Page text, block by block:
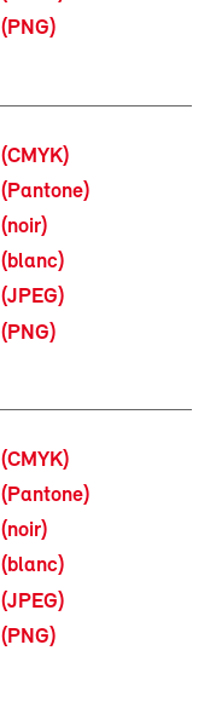
(PNG)
(CMYK)
(Pantone)
(noir)
(blanc)
(JPEG)
(PNG)
(CMYK)
(Pantone)
(noir)
(blanc)
(JPEG)
(PNG)